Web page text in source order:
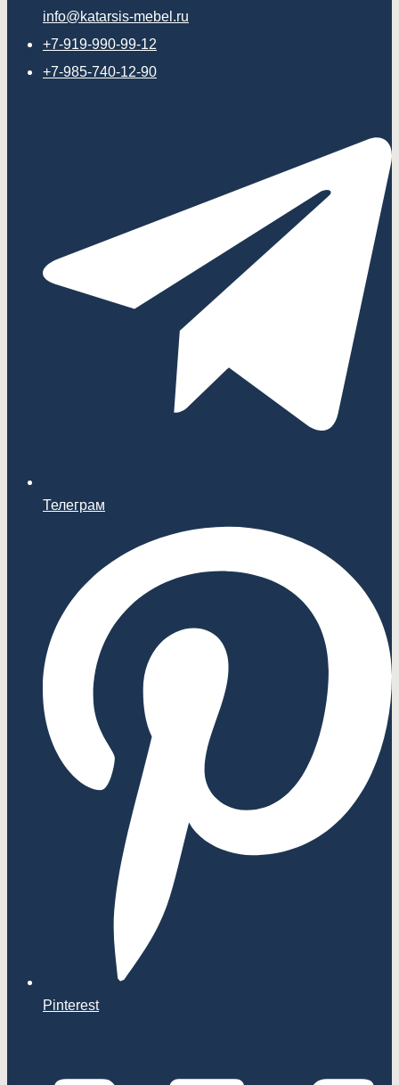
info@katarsis-mebel.ru
+7-919-990-99-12
+7-985-740-12-90
Телеграм
Pinterest